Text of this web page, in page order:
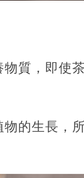
質，即使
的生長，